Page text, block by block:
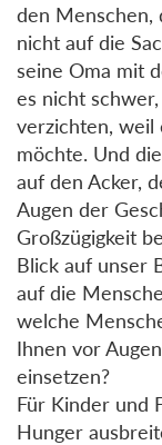
den Menschen,
nicht auf die
seine Oma mit
es nicht
verzichten, weil
möchte. Und
auf den Acker,
Augen der
Großzügigkeit
Blick auf unser
auf die
welche
Ihnen vor
einsetzen?
Für Kinder und
Hunger